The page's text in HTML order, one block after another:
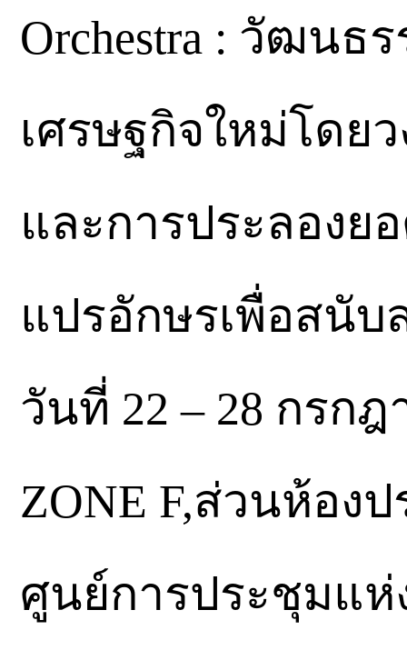
Orchestra : วัฒนธ
เศรษฐกิจใหม่โดย
และการประลองย
แปรอักษรเพื่อสนับ
วันที่ 22 – 28 กรก
ZONE F,ส่วนห้อง
ศูนย์การประชุมแ